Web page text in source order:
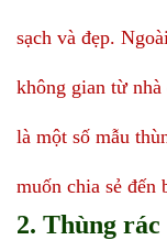
sạch và đẹp.
không gian từ
là một số mẫu
muốn chia sẻ đến
2. Thùng rác